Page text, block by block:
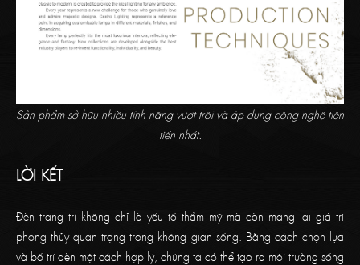
Sản phẩm sở hữu nhiều tính năng vượt trội và áp dụng công nghệ tiên
tiến nhất.
LỜI KẾT
Đèn trang trí không chỉ là yếu tố thẩm mỹ mà còn mang lại giá trị
phong thủy quan trọng trong không gian sống. Bằng cách chọn lựa
và bố trí đèn một cách hợp lý, chúng ta có thể tạo ra môi trường sống